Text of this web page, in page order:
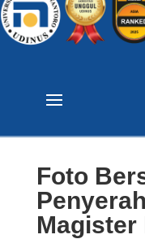
Foto
Magister